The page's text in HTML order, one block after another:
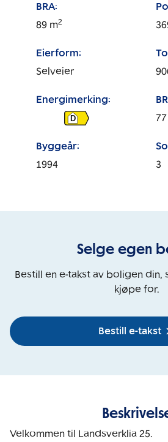
BRA:
89 m2
Eierform:
Selveier
Energimerking:
D
77
Byggeår:
1994
3
Selge egen
Bestill en e-takst av boligen din,
kjøpe for.
Bestill e-takst
Velkommen til Landsverklia 25.